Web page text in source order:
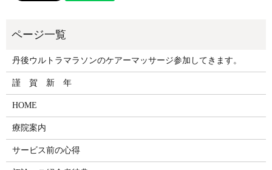
丹後ウルトラマラソンのケアーマッサージ参加してきます。
謹 賀 新 年
HOME
療院案内
サービス前の心得